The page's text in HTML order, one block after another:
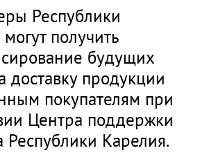
Республики
получить
будущих
доставку продукции
покупателям при
Центра поддержки
Республики Карелия.